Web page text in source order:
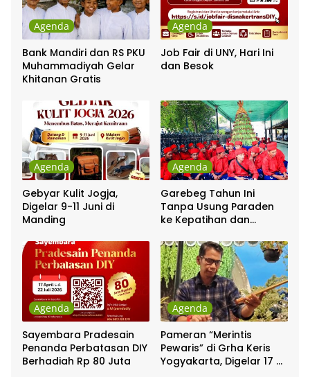
Agenda
Bank Mandiri dan RS PKU
Muhammadiyah Gelar
Khitanan Gratis
Agenda
Job Fair di UNY, Hari Ini
dan Besok
Agenda
Gebyar Kulit Jogja,
Digelar 9-11 Juni di
Manding
Agenda
Garebeg Tahun Ini
Tanpa Usung Paraden
ke Kepatihan dan
Agenda
Sayembara Pradesain
Penanda Perbatasan DIY
Berhadiah Rp 80 Juta
Agenda
Pameran “Merintis
Pewaris” di Grha Keris
Yogyakarta, Digelar 17 –